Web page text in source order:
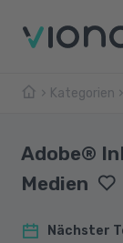
Kategorien
Adobe®
Medien
Nächster